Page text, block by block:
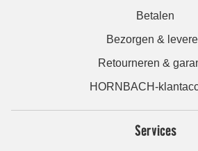
Betalen
Bezorgen &
Retourneren &
HORNBACH-
Services